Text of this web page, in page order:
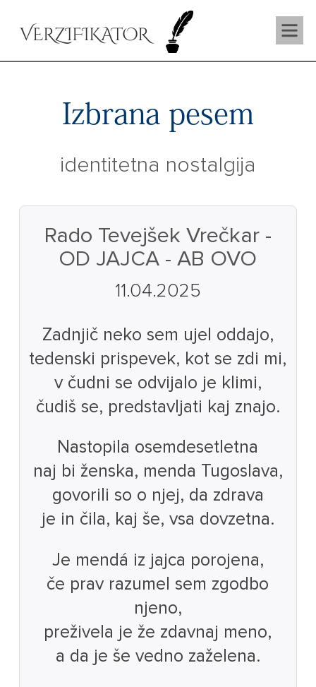
VERZIFIKATOR
Izbrana pesem
identitetna nostalgija
Rado Tevejšek Vrečkar -
OD JAJCA - AB OVO
11.04.2025
Zadnjič neko sem ujel oddajo,
tedenski prispevek, kot se zdi mi,
v čudni se odvijalo je klimi,
čudiš se, predstavljati kaj znajo.
Nastopila osemdesetletna
naj bi ženska, menda Tugoslava,
govorili so o njej, da zdrava
je in čila, kaj še, vsa dovzetna.
Je mendá iz jajca porojena,
če prav razumel sem zgodbo
njeno,
preživela je že zdavnaj meno,
a da je še vedno zaželena.